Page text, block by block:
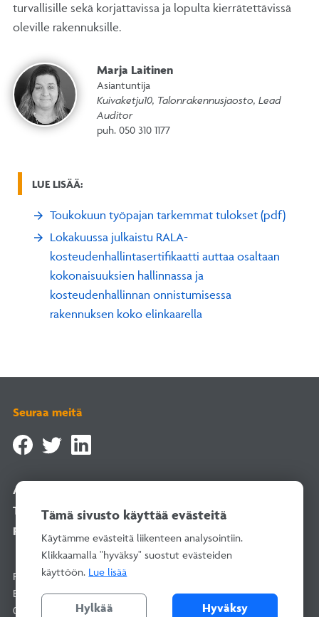
turvallisille sekä korjattavissa ja lopulta kierrätettävissä
oleville rakennuksille.
Marja Laitinen
Asiantuntija
Kuivaketju10, Talonrakennusjaosto, Lead
Auditor
puh. 050 310 1177
LUE LISÄÄ:
Toukokuun työpajan tarkemmat tulokset (pdf)
Lokakuussa julkaistu RALA-
kosteudenhallintasertifikaatti auttaa osaltaan
kokonaisuuksien hallinnassa ja
kosteudenhallinnan onnistumisessa
rakennuksen koko elinkaarella
Seuraa meitä
Asiointipalvelu
Tilaa uutiskirje
Rekisteriselosteet
Rakentamisen Laatu RALA ry
Bertel Jungin aukio 1–9, 02600 Espoo
010 292 2100
(arkisin 8–16)
Tämä sivusto käyttää evästeitä
Käytämme evästeitä liikenteen analysointiin.
Klikkaamalla "hyväksy" suostut evästeiden
käyttöön. Lue lisää
Hylkää Hyväksy